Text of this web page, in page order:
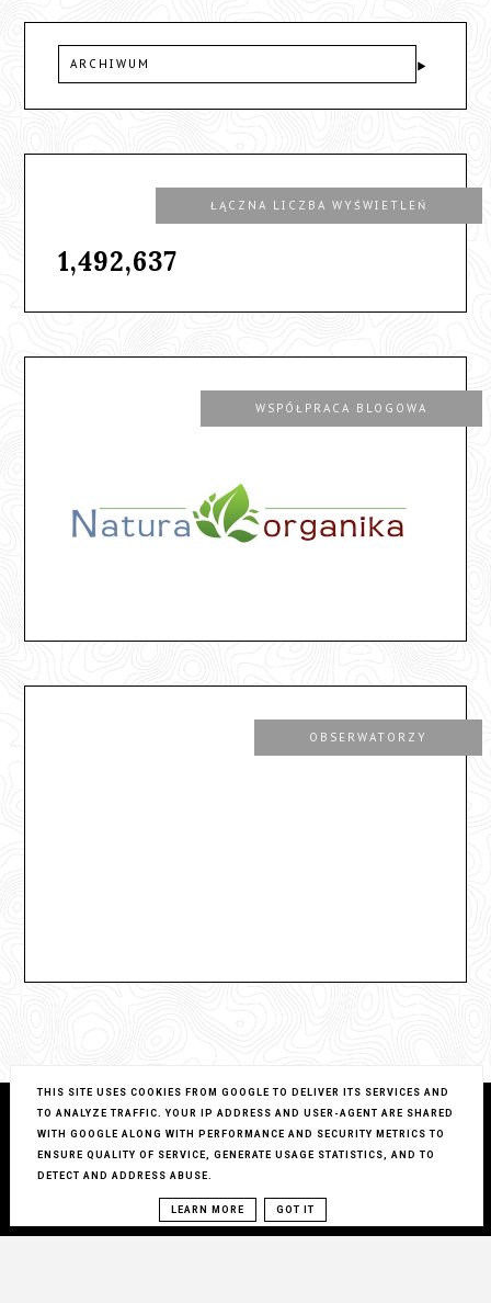
ARCHIWUM
ŁĄCZNA LICZBA WYŚWIETLEŃ
1,492,637
WSPÓŁPRACA BLOGOWA
OBSERWATORZY
THIS SITE USES COOKIES FROM GOOGLE TO DELIVER ITS SERVICES AND
TO ANALYZE TRAFFIC. YOUR IP ADDRESS AND USER-AGENT ARE SHARED
WITH GOOGLE ALONG WITH PERFORMANCE AND SECURITY METRICS TO
ENSURE QUALITY OF SERVICE, GENERATE USAGE STATISTICS, AND TO
DETECT AND ADDRESS ABUSE.
LEARN MORE GOT IT